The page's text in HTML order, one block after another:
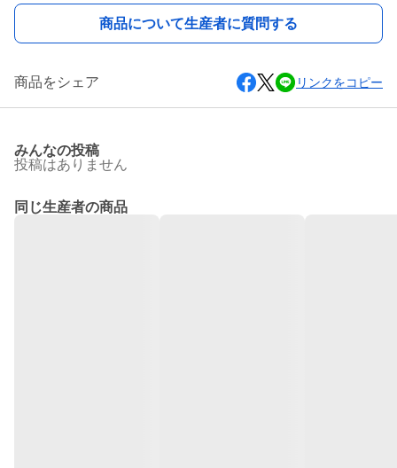
商品について生産者に質問する
商品をシェア リンクをコピー
みんなの投稿
投稿はありません
同じ生産者の商品